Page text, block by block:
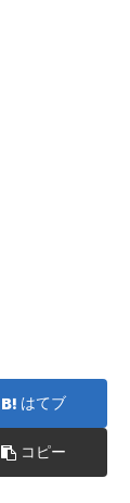
はてブ
コピー